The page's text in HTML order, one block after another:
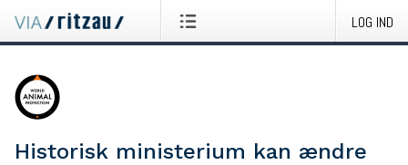
LOG IND
Historisk ministerium kan ændre